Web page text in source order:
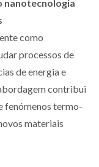
nanotecnologia
como
processos de
de energia e
contribui
fenómenos termo-
materiais